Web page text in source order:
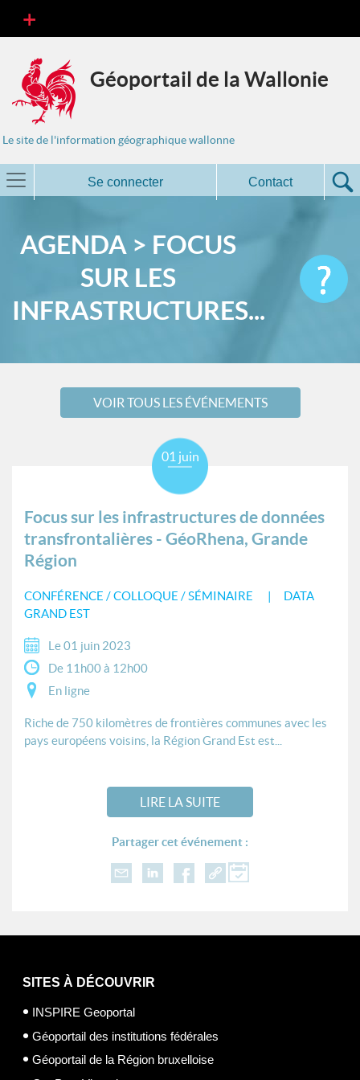
Géoportail de la Wallonie
Le site de l'information géographique wallonne
Se connecter Contact
AGENDA > FOCUS
SUR LES
INFRASTRUCTURES...
VOIR TOUS LES ÉVÉNEMENTS
Focus sur les infrastructures de données
transfrontalières - GéoRhena, Grande
Région
CONFÉRENCE / COLLOQUE / SÉMINAIRE
DATA
GRAND EST
01 juin
Le 01 juin 2023
De 11h00 à 12h00
En ligne
Riche de 750 kilomètres de frontières communes avec les
pays européens voisins, la Région Grand Est est...
LIRE LA SUITE
Partager cet événement :
SITES À DÉCOUVRIR
INSPIRE Geoportal
Géoportail des institutions fédérales
Géoportail de la Région bruxelloise